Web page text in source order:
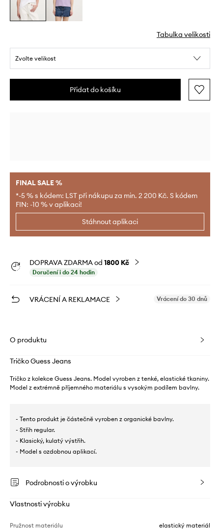
Tabulka velikosti
Zvolte velikost
Přidat do košíku
FINAL SALE %
*-5 % s kódem: LST při nákupu za min. 2 200 Kč. S kódem
FIN: -10 % v aplikaci!
Stáhnout aplikaci
DOPRAVA ZDARMA od 1800 Kč
Doručení i do 24 hodin
VRÁCENÍ A REKLAMACE Vrácení do 30 dnů
O produktu
Tričko Guess Jeans
Tričko z kolekce Guess Jeans. Model vyroben z tenké, elastické tkaniny.
Model z extrémně příjemného materiálu s vysokým podílem bavlny.
- Tento produkt je částečně vyroben z organické bavlny.
- Střih regular.
- Klasický, kulatý výstřih.
- Model s ozdobnou aplikací.
Podrobnosti o výrobku
Vlastnosti výrobku
Pružnost materiálu elastický materiál